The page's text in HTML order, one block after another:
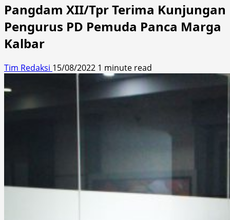
Pangdam XII/Tpr Terima Kunjungan
Pengurus PD Pemuda Panca Marga
Kalbar
Tim Redaksi 15/08/2022 1 minute read